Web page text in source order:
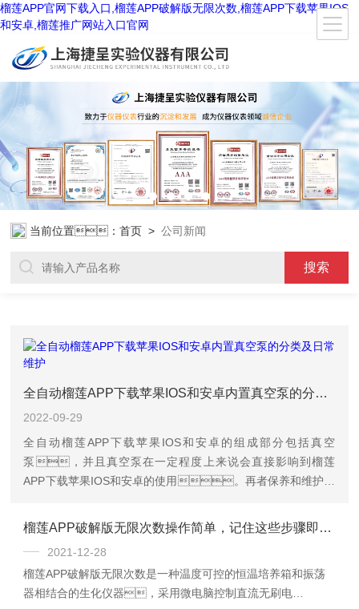
榴莲APP官网下载入口,榴莲APP破解版无限次数,榴莲APP下载苹果IOS
和安卓,榴莲推广网站入口官网
当前位置：首页 >公司新闻
全自动榴莲APP下载苹果IOS和安卓内置真空泵的分类及日常维护
2022-09-29
全自动榴莲APP下载苹果IOS和安卓的组成部分包括真空
泵，并且真空泵在一定程度上来说会直接影响到榴莲
APP下载苹果IOS和安卓的使用。再者保养和维护也
所以大家在选择全自动榴莲APP下载苹果IOS和安卓的时候要注
意真空泵的使用类别还要注意平时的保养维护，下
面给大家详细介绍一下。
榴莲APP破解版无限次数操作简单，记住这些步骤即可！
2021-12-28
榴莲APP破解版无限次数是一种温度可控的恒温培养箱和振荡
器相结合的生化仪器，采用微电脑控制直流无刷电